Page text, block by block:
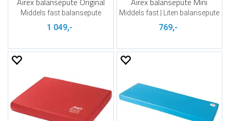
Middels fast balansepute
1 049,-
Middels fast | Liten balansepute
769,-